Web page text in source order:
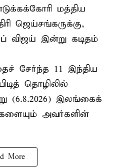
மத்திய
ஜெய்சங்கருக்கு,
விஜய் இன்று கடிதம்
சேர்ந்த 11 இந்திய
தொழிலில்
(6.8.2026) இலங்கைக்
அவர்களின்
More